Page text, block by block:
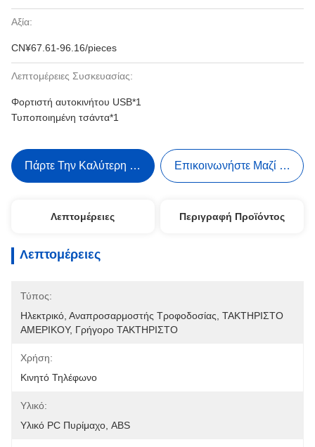
Αξία:
CN¥67.61-96.16/pieces
Λεπτομέρειες Συσκευασίας:
Φορτιστή αυτοκινήτου USB*1
Τυποποιημένη τσάντα*1
Πάρτε Την Καλύτερη Τιμή Επικοινωνήστε Μαζί Μας
Λεπτομέρειες Περιγραφή Προϊόντος
Λεπτομέρειες
Τύπος:
Ηλεκτρικό, Αναπροσαρμοστής Τροφοδοσίας, ΤΑΚΤΗΡΙΣΤΟ
ΑΜΕΡΙΚΟΥ, Γρήγορο ΤΑΚΤΗΡΙΣΤΟ
Χρήση:
Κινητό Τηλέφωνο
Υλικό:
Υλικό PC Πυρίμαχο, ABS